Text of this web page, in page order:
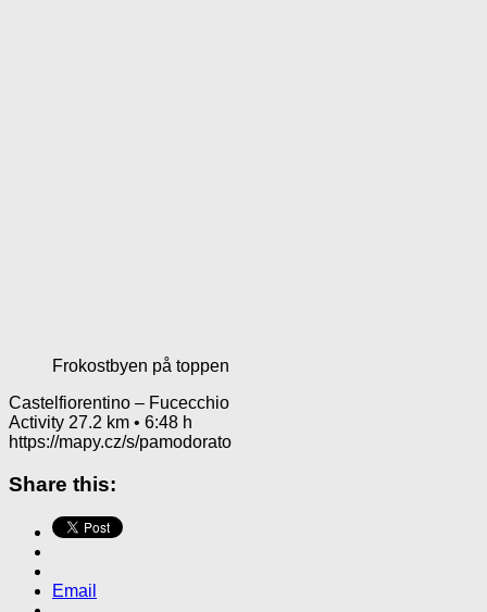
Frokostbyen på toppen
Castelfiorentino – Fucecchio
Activity 27.2 km • 6:48 h
https://mapy.cz/s/pamodorato
Share this:
Email